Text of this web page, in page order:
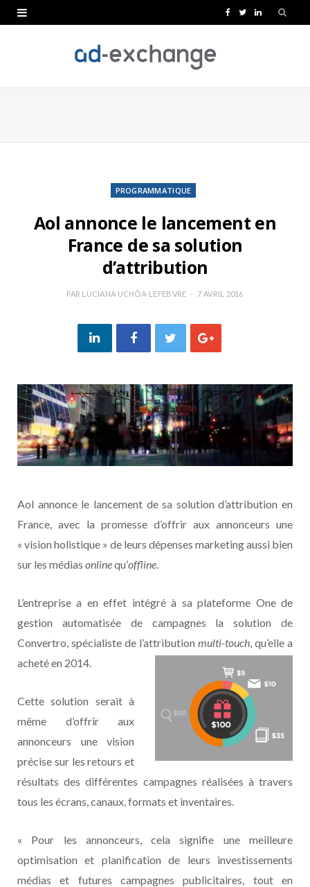
e
T
t
L
k
PROGRAMMATIQUE
Aol annonce le lancement en
France de sa solution
d’attribution
PAR LUCIANA UCHÔA-LEFEBVRE 7 AVRIL 2016
Aol annonce le lancement de sa solution d’attribution en
France, avec la promesse d’offrir aux annonceurs une
« vision holistique » de leurs dépenses marketing aussi bien
sur les médias onlinequ’offline
L’entreprise a en effet intégré à sa plateforme One de
gestion automatisée de campagnes la solution de
Convertro, spécialiste de l’attribution multi-touch , qu’elle a
acheté en 2014.
Cette solution serait à
même d’offrir aux
annonceurs une vision
précise sur les retours et
résultats des différentes campagnes réalisées à travers
tous les écrans, canaux, formats et inventaires.
« Pour les annonceurs, cela signifie une meilleure
optimisation et planification de leurs investissements
médias et futures campagnes publicitaires, tout en